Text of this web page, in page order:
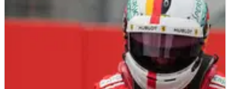
22/07/18
Gasly turun ke belakang grid GP Jerman
setelah penalti
FIA mengonfirmasi bahwa mobil Gasly telah dilengkapi
dengan unit daya yang serba baru untuk Grand Prix Jerman
hari Minggu, menjatuhkan pembalap Prancis itu ke